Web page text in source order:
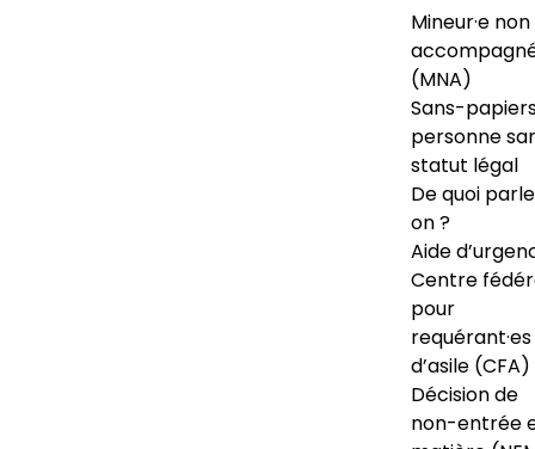
Mineur·e non
(MNA)
Sans-
personne
statut légal
De quoi
on ?
Aide
Centre
pour
requérant·es
d’asile (CFA)
Décision de
non-entrée